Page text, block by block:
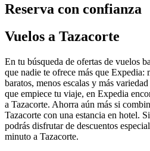
Reserva con confianza
Vuelos a Tazacorte
En tu búsqueda de ofertas de vuelos
que nadie te ofrece más que Expedia:
baratos, menos escalas y más
que empiece tu viaje, en Expedia
a Tazacorte. Ahorra aún más si
Tazacorte con una estancia en hotel.
podrás disfrutar de descuentos
minuto a Tazacorte.